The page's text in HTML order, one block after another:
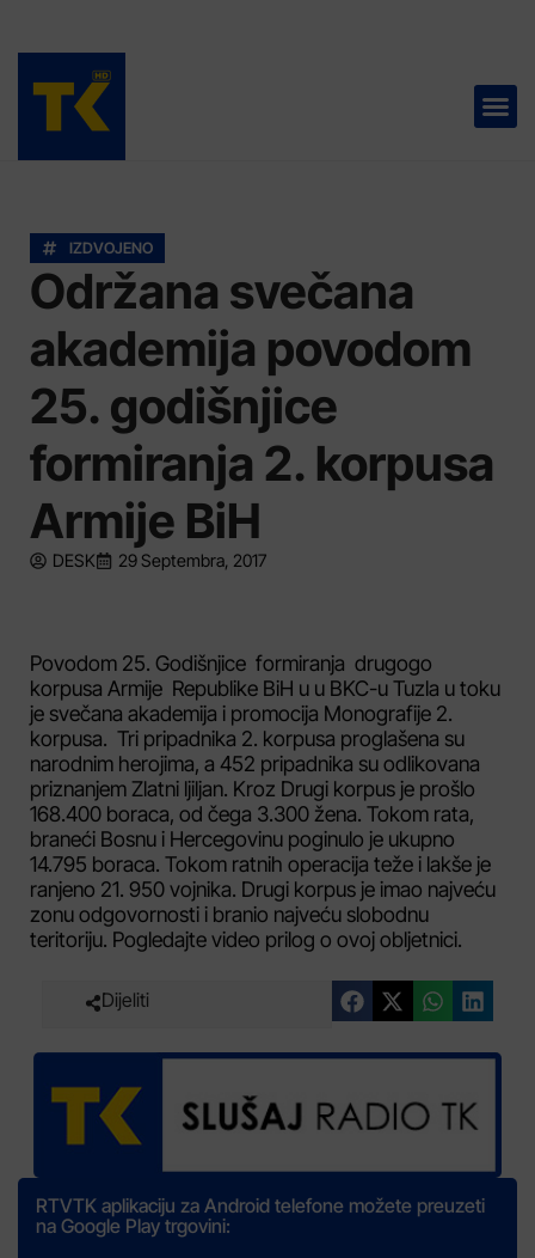
IZDVOJENO
Održana svečana
akademija povodom
25. godišnjice
formiranja 2. korpusa
Armije BiH
DESK 29 Septembra, 2017
Povodom 25. Godišnjice formiranja drugogo
korpusa Armije Republike BiH u u BKC-u Tuzla u toku
je svečana akademija i promocija Monografije 2.
korpusa. Tri pripadnika 2. korpusa proglašena su
narodnim herojima, a 452 pripadnika su odlikovana
priznanjem Zlatni ljiljan. Kroz Drugi korpus je prošlo
168.400 boraca, od čega 3.300 žena. Tokom rata,
braneći Bosnu i Hercegovinu poginulo je ukupno
14.795 boraca. Tokom ratnih operacija teže i lakše je
ranjeno 21. 950 vojnika. Drugi korpus je imao najveću
zonu odgovornosti i branio najveću slobodnu
teritoriju. Pogledajte video prilog o ovoj obljetnici.
Dijeliti
RTVTK aplikaciju za Android telefone možete preuzeti
na Google Play trgovini: